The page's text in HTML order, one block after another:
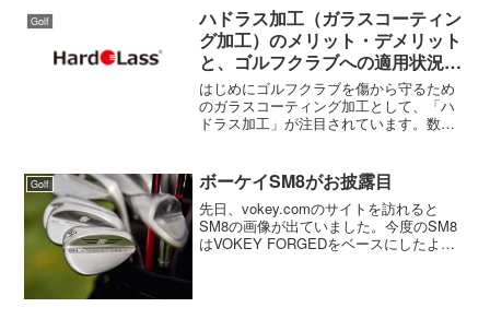
イアンシリーズ、すなわち
AP（Advanced ...
Golf
ハドラス加工（ガラスコーティン
グ加工）のメリット・デメリット
と、ゴルフクラブへの適用状況に
関するレポート
はじめにゴルフクラブを傷から守るため
のガラスコーティング加工として、「ハ
ドラス加工」が注目されています。数年
いて話題になっています。しかし、ハド
ラス加工には注意点も多く...
Golf ボーケイSM8がお披露目
先日、vokey.comのサイトを訪れると
SM8の画像が出ていました。今度のSM8
はVOKEY FORGEDをベースにしたよう